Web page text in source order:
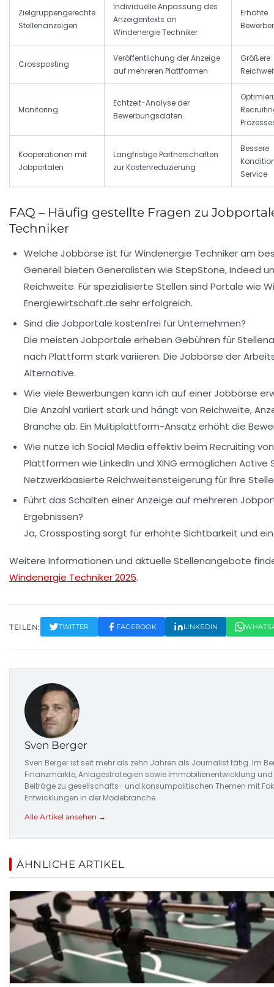
Zielgruppengerechte
Stellenanzeigen
Individuelle Anpassung des
Anzeigentexts an
Windenergie Techniker
Erhöhte
Crossposting
Veröffentlichung der Anzeige
auf mehreren Plattformen
Größere
Monitoring
Echtzeit-Analyse der
Bewerbungsdaten
Kooperationen mit
Jobportalen
Langfristige Partnerschaften
zur Kostenreduzierung
Bessere
Service
FAQ – Häufig gestellte Fragen zu
Techniker
Welche Jobbörse ist für Windenergie Techniker am
Generell bieten Generalisten wie StepStone, Indeed
Reichweite. Für spezialisierte Stellen sind Portale wie
Energiewirtschaft.de sehr erfolgreich.
Sind die Jobportale kostenfrei für Unternehmen?
Die meisten Jobportale erheben Gebühren für
nach Plattform stark variieren. Die Jobbörse der
Alternative.
Wie viele Bewerbungen kann ich auf einer Jobbörse
Die Anzahl variiert stark und hängt von Reichweite,
Branche ab. Ein Multiplattform-Ansatz erhöht die
Wie nutze ich Social Media effektiv beim Recruiting
Plattformen wie LinkedIn und XING ermöglichen Active
Netzwerkbasierte Reichweitensteigerung für Ihre
Führt das Schalten einer Anzeige auf mehreren
Ergebnissen?
Ja, Crossposting sorgt für erhöhte Sichtbarkeit und
Weitere Informationen und aktuelle Stellenangebote
Windenergie Techniker 2025.
TEILEN: TWITTER FACEBOOK LINKEDIN
Sven Berger
Sven Berger ist seit mehr als zehn Jahren als Journalist tätig. Im
Finanzmärkte, Anlagestrategien sowie Immobilienentwicklung
Beiträge zu gesellschafts- und konsumpolitischen Themen mit
Entwicklungen in der Modebranche.
Alle Artikel ansehen →
ÄHNLICHE ARTIKEL